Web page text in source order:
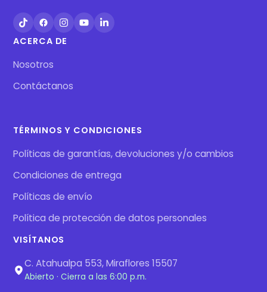
ACERCA DE
Nosotros
Contáctanos
TÉRMINOS Y CONDICIONES
Políticas de garantías, devoluciones y/o cambios
Condiciones de entrega
Políticas de envío
Política de protección de datos personales
VISÍTANOS
C. Atahualpa 553, Miraflores 15507
Abierto · Cierra a las 6:00 p.m.